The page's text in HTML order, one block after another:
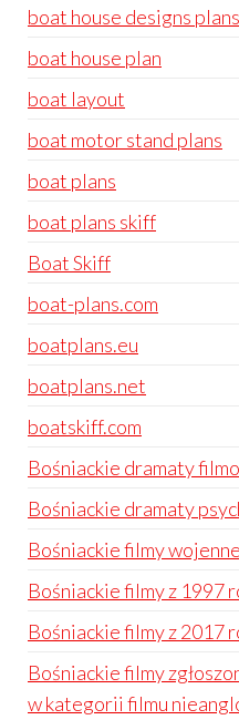
boat house designs plans
boat house plan
boat layout
boat motor stand plans
boat plans
boat plans skiff
Boat Skiff
boat-plans.com
boatplans.eu
boatplans.net
boatskiff.com
Bośniackie dramaty
Bośniackie dramaty
Bośniackie filmy wojenne
Bośniackie filmy z 1997
Bośniackie filmy z 2017
Bośniackie filmy
w kategorii filmu